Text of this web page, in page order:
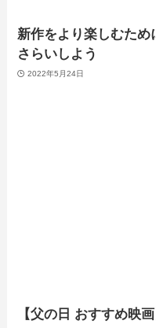
新作をより楽しむた
さらいしよう
2022年5月24日
【父の日 おすすめ映